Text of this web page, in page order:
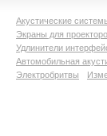
Акустические
Экраны для
Удлинители
Автомобильная
Электробритвы